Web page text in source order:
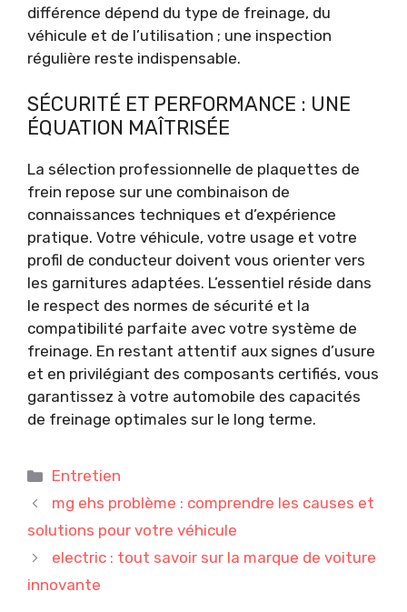
différence dépend du type de freinage, du
véhicule et de l’utilisation ; une inspection
régulière reste indispensable.
SÉCURITÉ ET PERFORMANCE : UNE
ÉQUATION MAÎTRISÉE
La sélection professionnelle de plaquettes de
frein repose sur une combinaison de
connaissances techniques et d’expérience
pratique. Votre véhicule, votre usage et votre
profil de conducteur doivent vous orienter vers
les garnitures adaptées. L’essentiel réside dans
le respect des normes de sécurité et la
compatibilité parfaite avec votre système de
freinage. En restant attentif aux signes d’usure
et en privilégiant des composants certifiés, vous
garantissez à votre automobile des capacités
de freinage optimales sur le long terme.
Catégories
Entretien
mg ehs problème : comprendre les causes et
solutions pour votre véhicule
electric : tout savoir sur la marque de voiture
innovante